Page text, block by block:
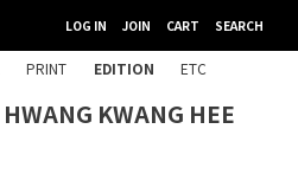
LOG IN JOIN CART SEARCH
PRINT EDITION ETC
KWANG HEE